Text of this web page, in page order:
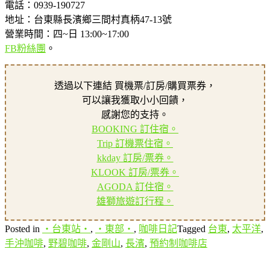
電話：0939-190727
地址：台東縣長濱鄉三間村真柄47-13號
營業時間：四~日 13:00~17:00
FB粉絲團 。
透過以下連結 買機票/訂房/購買票券，
可以讓我獲取小小回饋，
感謝您的支持。
BOOKING 訂住宿。
Trip 訂機票住宿。
kkday 訂房/票券。
KLOOK 訂房/票券。
AGODA 訂住宿。
雄獅旅遊訂行程。
Posted in ‧台東站‧ , ‧東部‧ , 咖啡日記Tagged 台東, 太平洋,
手沖咖啡, 野碧咖啡, 金剛山, 長濱, 預約制咖啡店